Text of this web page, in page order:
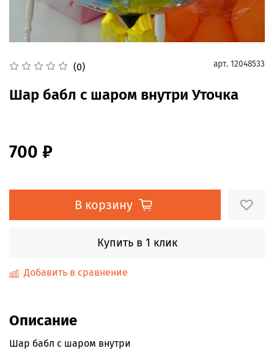
(0) арт. 12048533
Шар бабл с шаром внутри Уточка
700 ₽
В корзину
Купить в 1 клик
Добавить в сравнение
Описание
Шар бабл с шаром внутри